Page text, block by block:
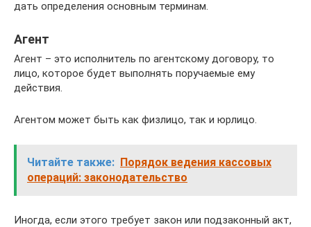
дать определения основным терминам.
Агент
Агент – это исполнитель по агентскому договору, то
лицо, которое будет выполнять поручаемые ему
действия.
Агентом может быть как физлицо, так и юрлицо.
Читайте также: Порядок ведения кассовых
операций: законодательство
Иногда, если этого требует закон или подзаконный акт,